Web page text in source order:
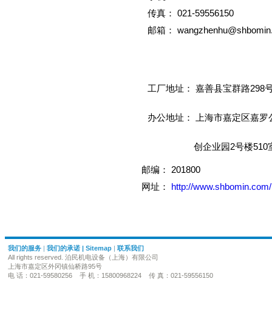
传真： 021-59556150
邮箱：
工厂地址： 嘉善县宝群路298
办公地址： 上海市嘉定区嘉罗
创企业园2号楼510
邮编： 201800
网址： http://www.shbomin.com/
我们的服务| 我们的承诺| Sitemap| 联系我们
All rights reserved. 泊民机电设备（上海）有限公司
上海市嘉定区外冈镇仙桥路95号
电 话：021-59580256 手 机：15800968224 传 真：021-59556150